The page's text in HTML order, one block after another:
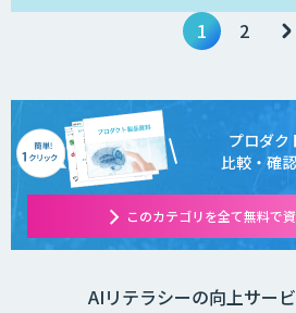
1 2
プロダク
比較・確
このカテゴリを全て無料で
AIリテラシーの向上サー